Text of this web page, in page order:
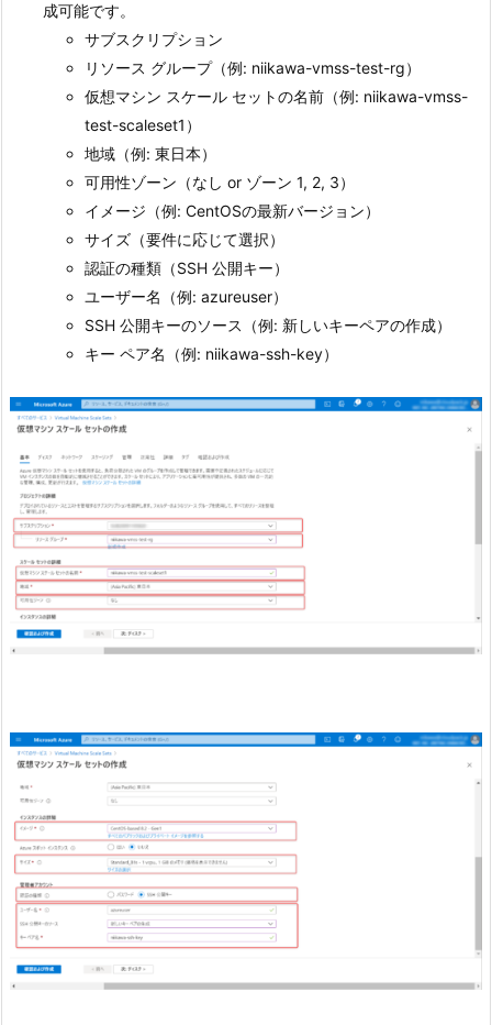
成可能です。
サブスクリプション
リソース グループ（例: niikawa-vmss-test-rg）
仮想マシン スケール セットの名前（例: niikawa-vmss-
test-scaleset1）
地域（例: 東日本）
可用性ゾーン（なし or ゾーン 1, 2, 3）
イメージ（例: CentOSの最新バージョン）
サイズ（要件に応じて選択）
認証の種類（SSH 公開キー）
ユーザー名（例: azureuser）
SSH 公開キーのソース（例: 新しいキーペアの作成）
キー ペア名（例: niikawa-ssh-key）